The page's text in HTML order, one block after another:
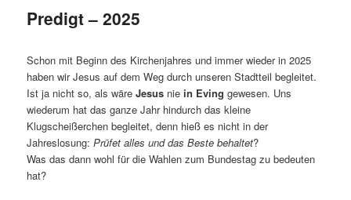
Predigt – 2025
Schon mit Beginn des Kirchenjahres und immer wieder in 2025
haben wir Jesus auf dem Weg durch unseren Stadtteil begleitet.
Ist ja nicht so, als wäreJesus niein Evinggewesen. Uns
wiederum hat das ganze Jahr hindurch das kleine
Klugscheißerchen begleitet, denn hieß es nicht in der
Jahreslosung:Prüfet alles und das Beste behaltet?
Was das dann wohl für die Wahlen zum Bundestag zu bedeuten
hat?